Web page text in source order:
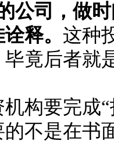
公司，做
释。 这种
竟后者就
构要完成
不是在书